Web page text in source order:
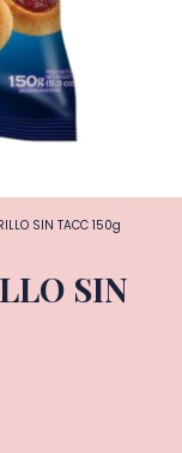
SIN TACC 150g
SIN